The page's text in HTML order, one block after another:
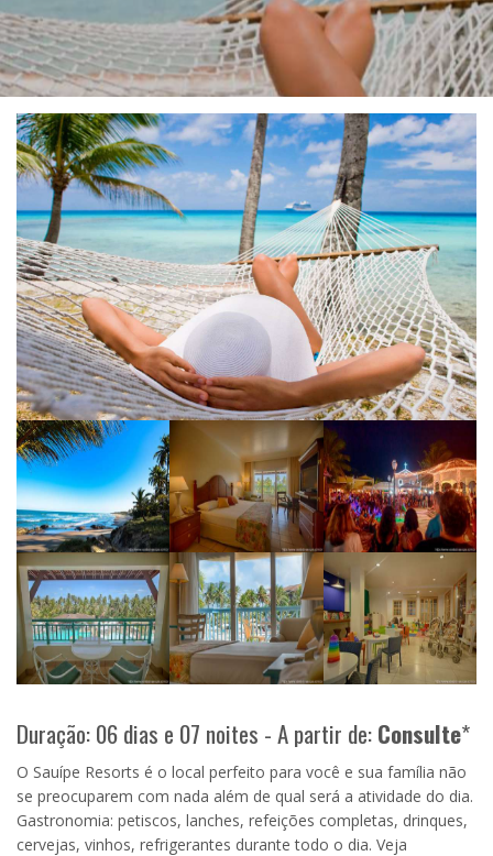
Duração: 06 dias e 07 noites - A partir de:Consulte*
O Sauípe Resorts é o local perfeito para você e sua família não
se preocuparem com nada além de qual será a atividade do dia.
Gastronomia: petiscos, lanches, refeições completas, drinques,
cervejas, vinhos, refrigerantes durante todo o dia. Veja